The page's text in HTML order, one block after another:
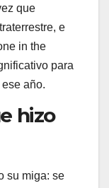
que
e
in the
para
año.
hizo
su miga: se